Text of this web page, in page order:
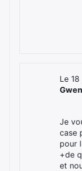
Le
Je
case
pour
+de
et